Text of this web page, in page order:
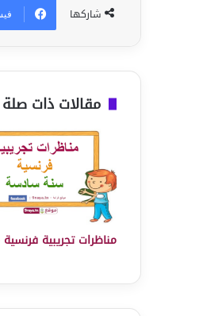
شاركها
مقالات ذات صلة
مناظرات تجريبية